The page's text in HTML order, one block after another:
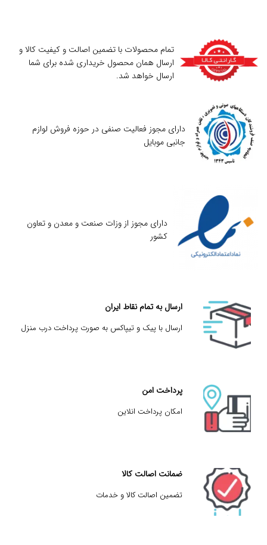
تمام محصولات با تضمین اصالت و کیفیت کالا و
ارسال همان محصول خریداری شده برای شما
ارسال خواهد شد.
دارای مجوز فعالیت صنفی در حوزه فروش لوازم
جانبی موبایل
دارای مجوز از وزات صنعت و معدن و تعاون
کشور
ارسال به تمام نقاط ایران
ارسال با پیک و تیپاکس به صورت پرداخت درب منزل
پرداخت امن
امکان پرداخت انلاین
ضمانت اصالت کالا
تضمین اصالت کالا و خدمات